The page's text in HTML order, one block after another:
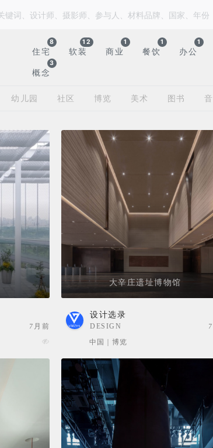
住宅
8
软装
12
商业
1
餐饮
1
办公
1
概念
3
幼儿园 社区 博览 美术 图书
7月前
大辛庄遗址博物馆
设计选录
DESIGN
中国 | 博览